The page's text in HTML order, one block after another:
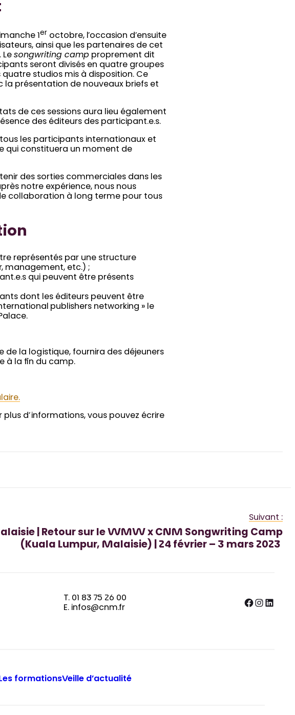
1er octobre, l’occasion d’ensuite
ainsi que les partenaires de cet
Lesongwriting camp proprement dit
seront divisés en quatre groupes
studios mis à disposition. Ce
la présentation de nouveaux briefs et
de ces sessions aura lieu également
des éditeurs des participant.e.s.
les participants internationaux et
qui constituera un moment de
des sorties commerciales dans les
notre expérience, nous nous
collaboration à long terme pour tous
représentés par une structure
management, etc.) ;
qui peuvent être présents
dont les éditeurs peuvent être
publishers networking » le
de la logistique, fournira des déjeuners
à la fin du camp.
plus d’informations, vous pouvez écrire
Suivant :
| Retour sur le WMW x CNM Songwriting Camp
(Kuala Lumpur, Malaisie) | 24 février – 3 mars 2023
T. 01 83 75 26 00
E. infos@cnm.fr
Facebook InstagramLinkedIn
Les formationsVeille d’actualité